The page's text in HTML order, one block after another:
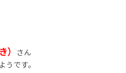
）
さん
うです。